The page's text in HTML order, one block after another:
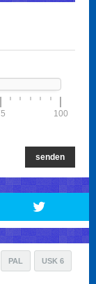
100
senden
PAL USK 6